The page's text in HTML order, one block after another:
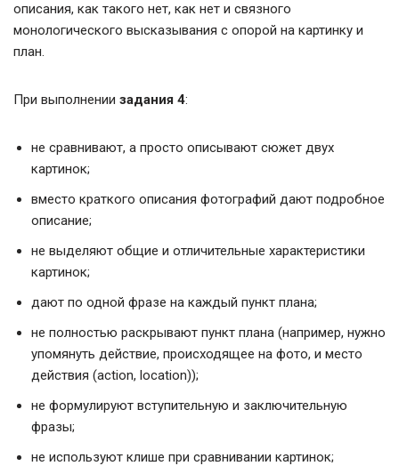
описания, как такого нет, как нет и связного
монологического высказывания с опорой на картинку и
план.
При выполнении задания 4:
не сравнивают, а просто описывают сюжет двух
картинок;
вместо краткого описания фотографий дают подробное
описание;
не выделяют общие и отличительные характеристики
картинок;
дают по одной фразе на каждый пункт плана;
не полностью раскрывают пункт плана (например, нужно
упомянуть действие, происходящее на фото, и место
действия (action, location));
не формулируют вступительную и заключительную
фразы;
не используют клише при сравнивании картинок;